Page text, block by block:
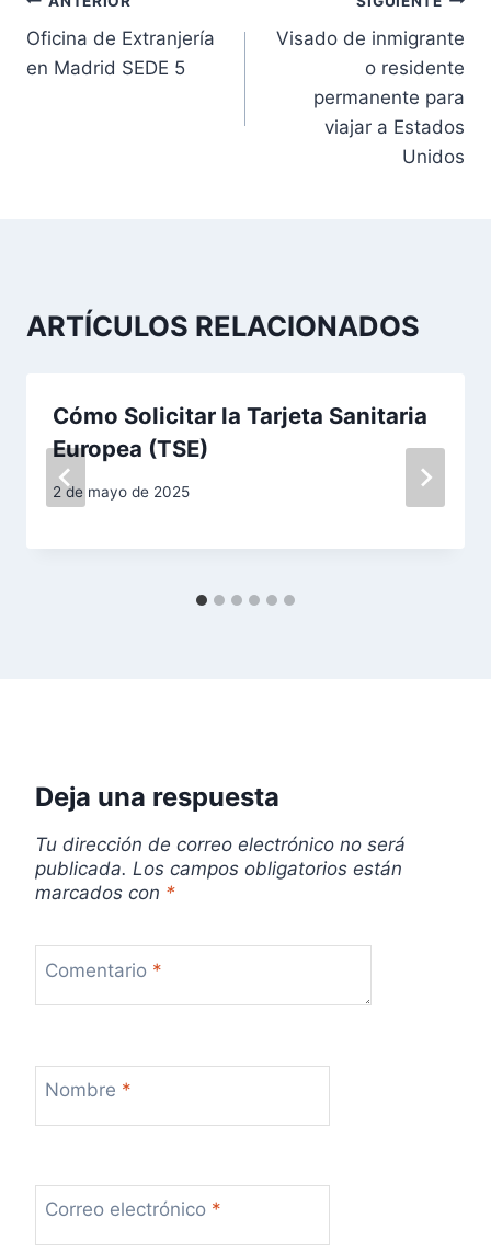
a
i
e
d
a
s
Oficina de Extranjería
en Madrid SEDE 5
Visado de inmigrante
o residente
permanente para
viajar a Estados
Unidos
ARTÍCULOS RELACIONADOS
Cómo Solicitar la Tarjeta Sanitaria
Europea (TSE)
2 de mayo de 2025
Deja una respuesta
Tu dirección de correo electrónico no será
publicada. Los campos obligatorios están
marcados con *
Comentario *
Nombre *
Correo electrónico *